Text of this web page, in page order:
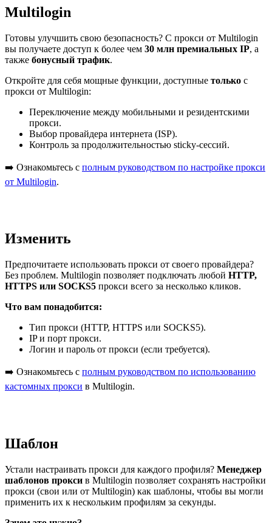
Multilogin
Готовы улучшить свою безопасность? С прокси от Multilogin
вы получаете доступ к более чем 30 млн премиальных IP, а
также бонусный трафик.
Откройте для себя мощные функции, доступные только с
прокси от Multilogin:
Переключение между мобильными и резидентскими
прокси.
Выбор провайдера интернета (ISP).
Контроль за продолжительностью sticky-сессий.
➡️ Ознакомьтесь с полным руководством по настройке прокси
от Multilogin.
Изменить
Предпочитаете использовать прокси от своего провайдера?
Без проблем. Multilogin позволяет подключать любой HTTP,
HTTPS или SOCKS5 прокси всего за несколько кликов.
Что вам понадобится:
Тип прокси (HTTP, HTTPS или SOCKS5).
IP и порт прокси.
Логин и пароль от прокси (если требуется).
➡️ Ознакомьтесь с полным руководством по использованию
кастомных прокси в Multilogin.
Шаблон
Устали настраивать прокси для каждого профиля? Менеджер
шаблонов прокси в Multilogin позволяет сохранять настройки
прокси (свои или от Multilogin) как шаблоны, чтобы вы могли
применить их к нескольким профилям за секунды.